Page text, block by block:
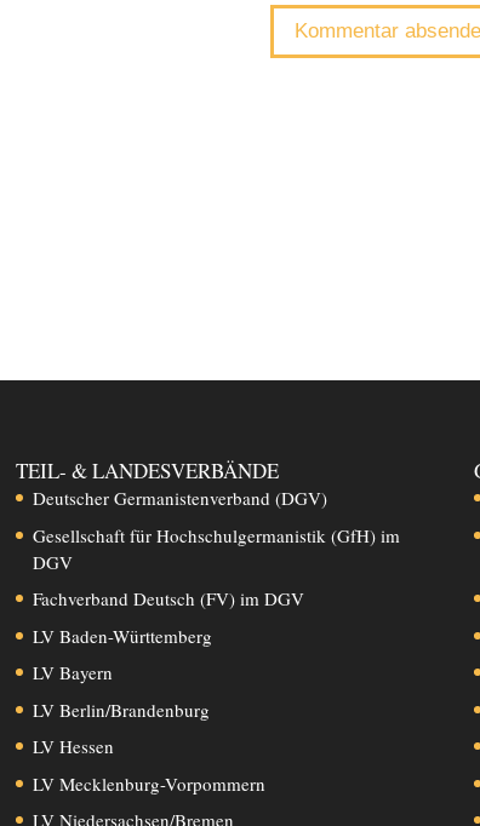
TEIL- & LANDESVERBÄNDE
Deutscher Germanistenverband (DGV)
Gesellschaft für Hochschulgermanistik (GfH) im
DGV
Fachverband Deutsch (FV) im DGV
LV Baden-Württemberg
LV Bayern
LV Berlin/Brandenburg
LV Hessen
LV Mecklenburg-Vorpommern
LV Niedersachsen/Bremen